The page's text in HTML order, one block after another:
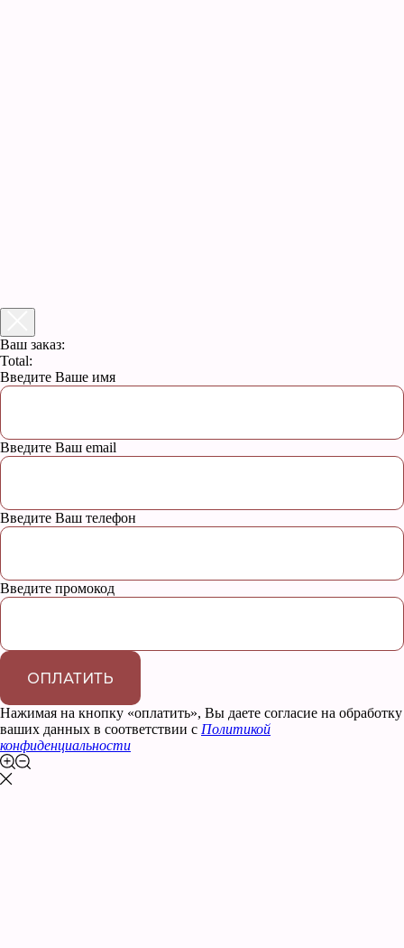
Ваш заказ:
Total:
Введите Ваше имя
Введите Ваш email
Введите Ваш телефон
Введите промокод
ОПЛАТИТЬ
Нажимая на кнопку «оплатить», Вы даете согласие на обработку
ваших данных в соответствии с Политикой
конфиденциальности